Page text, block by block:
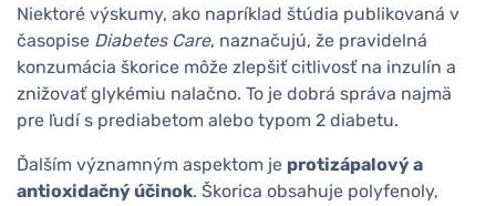
Niektoré výskumy, ako napríklad štúdia publikovaná v
časopise Diabetes Care, naznačujú, že pravidelná
konzumácia škorice môže zlepšiť citlivosť na inzulín a
znižovať glykémiu nalačno. To je dobrá správa najmä
pre ľudí s prediabetom alebo typom 2 diabetu.
Ďalším významným aspektom je protizápalový a
antioxidačný účinok. Škorica obsahuje polyfenoly,